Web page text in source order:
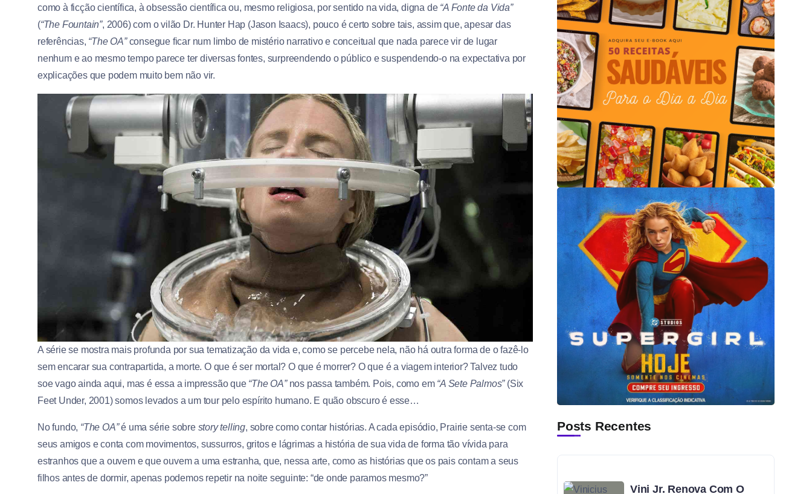
como à ficção científica, à obsessão científica ou, mesmo religiosa, por sentido na vida, digna de “A Fonte da Vida”
(“The Fountain”, 2006) com o vilão Dr. Hunter Hap (Jason Isaacs), pouco é certo sobre tais, assim que, apesar das
referências, “The OA”consegue ficar num limbo de mistério narrativo e conceitual que nada parece vir de lugar
nenhum e ao mesmo tempo parece ter diversas fontes, surpreendendo o público e suspendendo-o na expectativa por
explicações que podem muito bem não vir.
A série se mostra mais profunda por sua tematização da vida e, como se percebe nela, não há outra forma de o fazê-lo
sem encarar sua contrapartida, a morte. O que é ser mortal? O que é morrer? O que é a viagem interior? Talvez tudo
soe vago ainda aqui, mas é essa a impressão que “The OA”nos passa também. Pois, como em “A Sete Palmos”(Six
Feet Under, 2001) somos levados a um tour pelo espírito humano. E quão obscuro é esse…
No fundo, “The OA”é uma série sobre story telling, sobre como contar histórias. A cada episódio, Prairie senta-se com
seus amigos e conta com movimentos, sussurros, gritos e lágrimas a história de sua vida de forma tão vívida para
estranhos que a ouvem e que ouvem a uma estranha, que, nessa arte, como as histórias que os pais contam a seus
filhos antes de dormir, apenas podemos repetir na noite seguinte: “de onde paramos mesmo?”
Posts Recentes
Vini Jr. Renova Com O